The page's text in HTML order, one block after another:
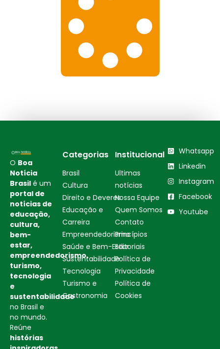
O Boa
Notícia
Brasil é um
portal de
notícias de
educação,
cultura,
bem-
estar,
empreendedorismo,
turismo,
tecnologia
e
sustentabilidade
no Brasil e
no mundo.
Reúne
histórias
Categorias
Brasil
Cultura
Direito e Deveres
Educação e
Carreira
Empreendedorismo
Saúde e Bem-Estar
Sustentabilidade
Tecnologia
Turismo e
Gastronomia
Institucional
Ultimas
notícias
Nossa Equipe
Quem Somos
Contato
Princípios
Editoriais
Política de
Privacidade
Política de
Cookies
Whatsapp
Linkedin
Instagram
Facebook
Youtube